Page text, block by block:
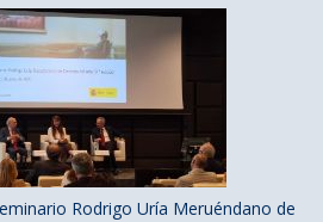
Rodrigo Uría Meruéndano de